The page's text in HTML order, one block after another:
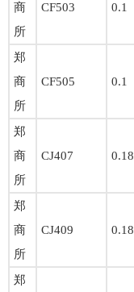
商
所
CF503 0.1
郑
商
所
CF505 0.1
郑
商
所
CJ407 0.18
郑
商
所
CJ409 0.18
郑